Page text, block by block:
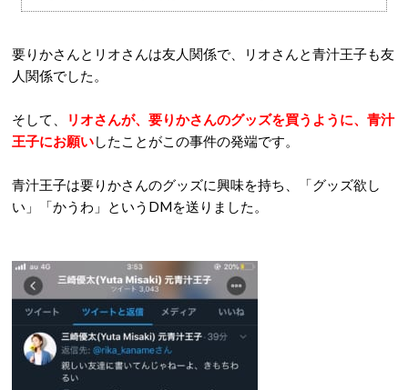
要りかさんとリオさんは友人関係で、リオさんと青汁王子も友
人関係でした。
そして、
リオさんが、要りかさんのグッズを買うように、青汁
王子にお願いしたことがこの事件の発端です。
青汁王子は要りかさんのグッズに興味を持ち、「グッズ欲し
い」「かうわ」というDMを送りました。